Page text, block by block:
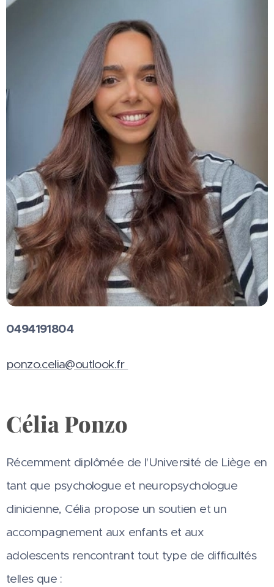
0494191804
ponzo.celia@outlook.fr
Célia Ponzo
Récemment diplômée de l'Université de Liège en
tant que psychologue et neuropsychologue
clinicienne, Célia propose un soutien et un
accompagnement aux enfants et aux
adolescents rencontrant tout type de difficultés
telles que :